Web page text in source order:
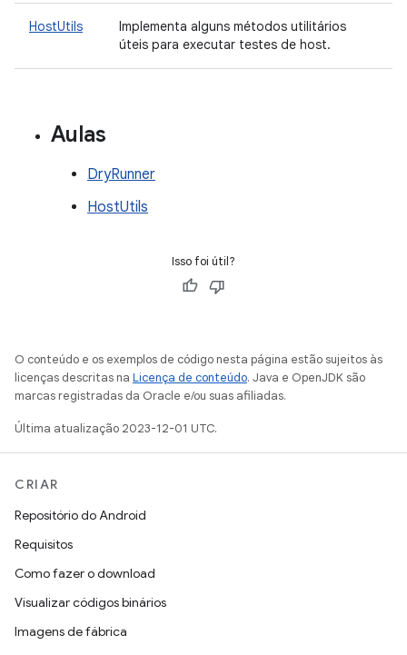
HostUtils
Implementa alguns métodos utilitários
úteis para executar testes de host.
Aulas
DryRunner
HostUtils
Isso foi útil?
O conteúdo e os exemplos de código nesta página estão sujeitos às
licenças descritas na Licença de conteúdo. Java e OpenJDK são
marcas registradas da Oracle e/ou suas afiliadas.
Última atualização 2023-12-01 UTC.
CRIAR
Repositório do Android
Requisitos
Como fazer o download
Visualizar códigos binários
Imagens de fábrica